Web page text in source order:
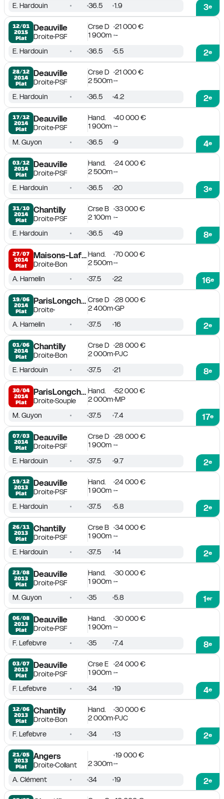
3e
E. Hardouin 36.5 1.9
12/01
2015
Plat
Deauville
DroitePSF
Crse D
21 000 €
1 900m -
2e
E. Hardouin 36.5 5.5
28/12
2014
Plat
Deauville
DroitePSF
Crse D
21 000 €
2 500m -
2e
E. Hardouin 36.5 4.2
17/12
2014
Plat
Deauville
DroitePSF
Hand.
40 000 €
1 900m -
4e
M. Guyon 36.5 9
03/12
2014
Plat
Deauville
DroitePSF
Hand.
24 000 €
2 500m -
3e
E. Hardouin 36.5 20
31/10
2014
Plat
Chantilly
DroitePSF
Crse B
33 000 €
2 100m -
8e
E. Hardouin 36.5 49
27/07
2014
Plat
Maisons-Laffitte
DroiteBon
Hand.
70 000 €
2 500m -
16e
A. Hamelin 37.5 22
19/06
2014
Plat
ParisLongchamp
Droite
Crse D
28 000 €
2 400m GP
2e
A. Hamelin 37.5 16
01/06
2014
Plat
Chantilly
DroiteBon
Crse D
28 000 €
2 000m PJC
8e
E. Hardouin 37.5 21
30/04
2014
Plat
ParisLongchamp
DroiteSouple
Hand.
52 000 €
2 000m MP
17e
M. Guyon 37.5 7.4
07/03
2014
Plat
Deauville
DroitePSF
Crse D
28 000 €
1 900m -
2e
E. Hardouin 37.5 9.7
19/12
2013
Plat
Deauville
DroitePSF
Hand.
24 000 €
1 900m -
2e
E. Hardouin 37.5 5.8
26/11
2013
Plat
Chantilly
DroitePSF
Crse B
34 000 €
1 900m -
2e
E. Hardouin 37.5 14
23/08
2013
Plat
Deauville
DroitePSF
Hand.
30 000 €
1 900m -
1er
M. Guyon 35 5.8
06/08
2013
Plat
Deauville
DroitePSF
Hand.
30 000 €
1 900m -
8e
F. Lefebvre 35 7.4
03/07
2013
Plat
Deauville
DroitePSF
Crse E
24 000 €
1 900m -
4e
F. Lefebvre 34 19
12/06
2013
Plat
Chantilly
DroiteBon
Hand.
30 000 €
2 000m PJC
2e
F. Lefebvre 34 13
21/05
2013
Plat
Angers
DroiteCollant
19 000 €
2 300m -
2e
A. Clément 34 19